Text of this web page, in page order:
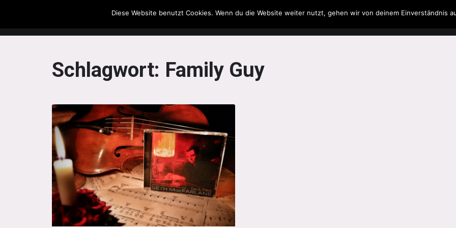
The Howling Men Filme & Serien Musik Spielzeug Literatur
Schlagwort: Family Guy
Diese Website benutzt Cookies. Wenn du die Website weiter nutzt, gehen wir von deinem Einverständnis